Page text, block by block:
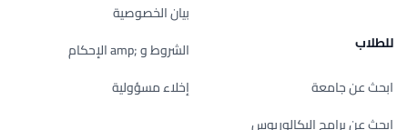
للطلاب
ابحث عن جامعة
ابحث عن برامج البكالوريوس
بيان الخصوصية
الشروط و ;amp الإحكام
إخلاء مسؤولية